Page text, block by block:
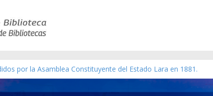
por la Asamblea Constituyente del Estado Lara en 1881.